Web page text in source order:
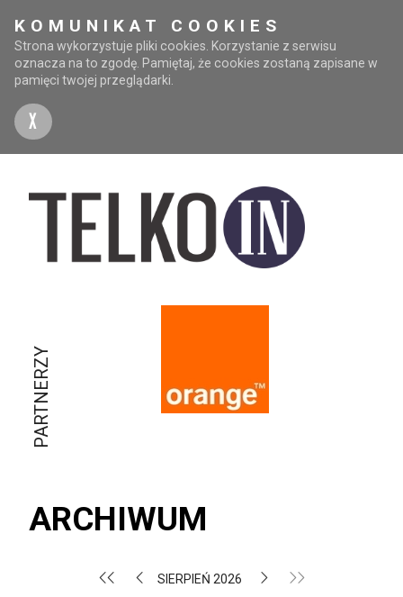
KOMUNIKAT COOKIES
Strona wykorzystuje pliki cookies. Korzystanie z serwisu
oznacza na to zgodę. Pamiętaj, że cookies zostaną zapisane w
pamięci twojej przeglądarki.
X
PARTNERZY
ARCHIWUM
SIERPIEŃ 2026